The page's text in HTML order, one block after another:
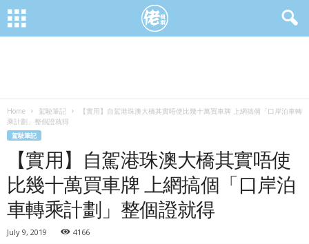
Home 駕駛筆記
【實用】自駕港珠澳大橋其實唔使比幾十萬買車牌 上網搞個「口岸泊車轉
乘計劃」整個證就得
駕駛筆記
【實用】自駕港珠澳大橋其實唔使
比幾十萬買車牌 上網搞個「口岸泊
車轉乘計劃」整個證就得
July 9, 2019 4166